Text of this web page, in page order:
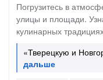
Погрузитесь в
улицы и площади.
кулинарных
«Тверецкую и